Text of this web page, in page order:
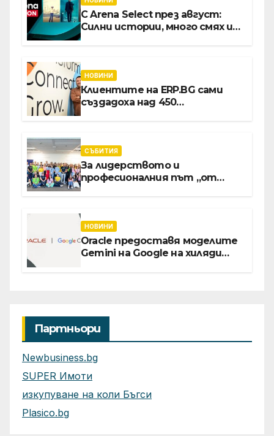
С Arena Select през август:
Силни истории, много смях и
НОВИНИ
Клиентите на ERP.BG сами
създадоха над 450
интелект
СЪБИТИЯ
За лидерството и
професионалния път „от
директор Асен Великов
НОВИНИ
Oracle предоставя моделите
Gemini на Google на хиляди
Партньори
Newbusiness.bg
SUPER Имоти
изкупуване на коли Бъгси
Plasico.bg